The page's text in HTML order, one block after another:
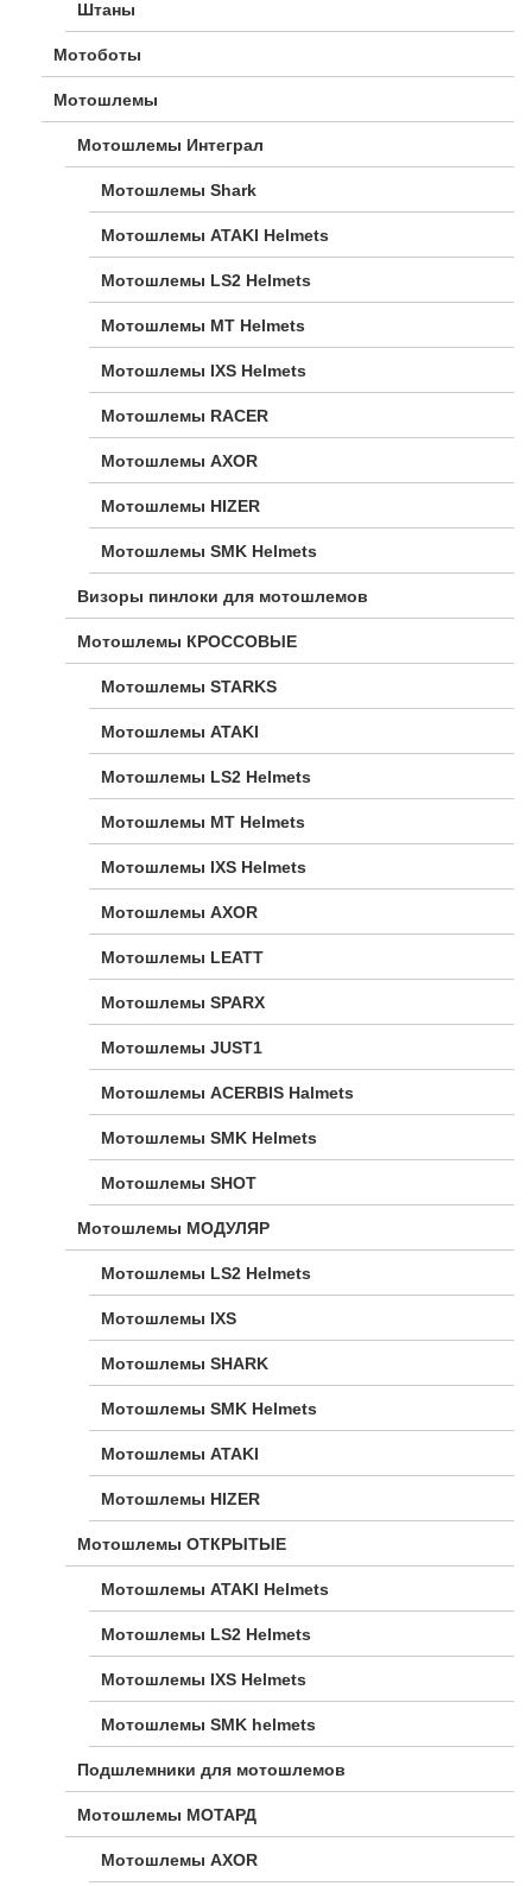
Штаны
Мотоботы
Мотошлемы
Мотошлемы Интеграл
Мотошлемы Shark
Мотошлемы ATAKI Helmets
Мотошлемы LS2 Helmets
Мотошлемы MT Helmets
Мотошлемы IXS Helmets
Мотошлемы RACER
Мотошлемы AXOR
Мотошлемы HIZER
Мотошлемы SMK Helmets
Визоры пинлоки для мотошлемов
Мотошлемы КРОССОВЫЕ
Мотошлемы STARKS
Мотошлемы ATAKI
Мотошлемы LS2 Helmets
Мотошлемы MT Helmets
Мотошлемы IXS Helmets
Мотошлемы AXOR
Мотошлемы LEATT
Мотошлемы SPARX
Мотошлемы JUST1
Мотошлемы ACERBIS Halmets
Мотошлемы SMK Helmets
Мотошлемы SHOT
Мотошлемы МОДУЛЯР
Мотошлемы LS2 Helmets
Мотошлемы IXS
Мотошлемы SHARK
Мотошлемы SMK Helmets
Мотошлемы ATAKI
Мотошлемы HIZER
Мотошлемы ОТКРЫТЫЕ
Мотошлемы ATAKI Helmets
Мотошлемы LS2 Helmets
Мотошлемы IXS Helmets
Мотошлемы SMK helmets
Подшлемники для мотошлемов
Мотошлемы МОТАРД
Мотошлемы AXOR